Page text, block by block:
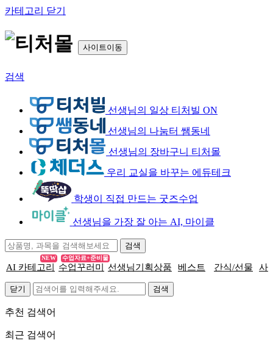
카테고리 닫기
사이트이동
검색
선생님의 일상 티처빌 ON
선생님의 나눔터 쌤동네
선생님의 장바구니 티처몰
우리 교실을 바꾸는 에듀테크
학생이 직접 만드는 굿즈수업
선생님을 가장 잘 아는 AI, 마이클
AI 카테고리
NEW
수업꾸러미
수업자료+준비물
선생님기획상품 베스트 간식/선물 사
닫기
추천 검색어
최근 검색어